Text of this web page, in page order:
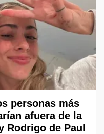
personas más
afuera de la
Rodrigo de Paul